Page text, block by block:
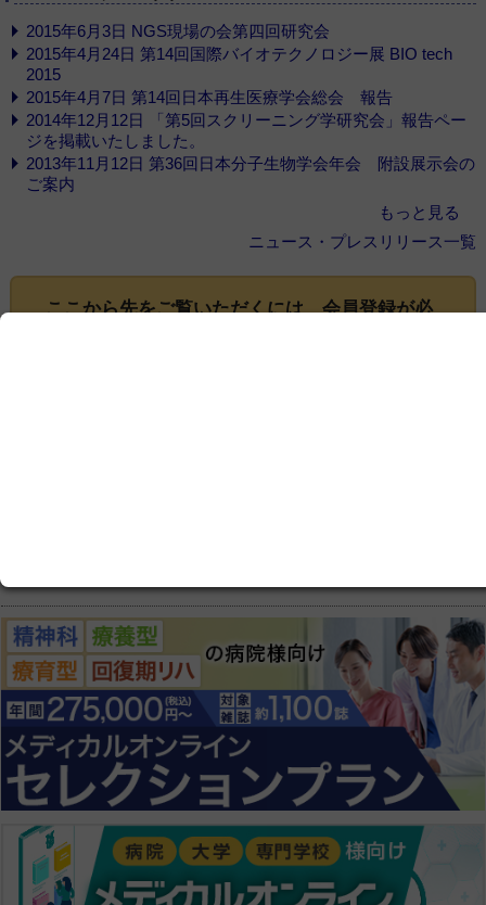
2015年6月3日 NGS現場の会第四回研究会
2015年4月24日 第14回国際バイオテクノロジー展 BIO tech
2015
2015年4月7日 第14回日本再生医療学会総会 報告
2014年12月12日 「第5回スクリーニング学研究会」報告ペー
ジを掲載いたしました。
2013年11月12日 第36回日本分子生物学会年会 附設展示会の
ご案内
もっと見る
ニュース・プレスリリース一覧
ここから先をご覧いただくには、会員登録が必